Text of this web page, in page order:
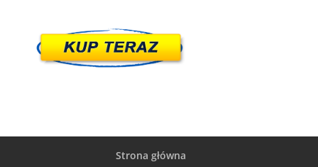
Strona główna